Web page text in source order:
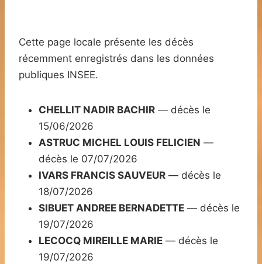
Cette page locale présente les décès
récemment enregistrés dans les données
publiques INSEE.
CHELLIT NADIR BACHIR — décès le
15/06/2026
ASTRUC MICHEL LOUIS FELICIEN —
décès le 07/07/2026
IVARS FRANCIS SAUVEUR — décès le
18/07/2026
SIBUET ANDREE BERNADETTE — décès le
19/07/2026
LECOCQ MIREILLE MARIE — décès le
19/07/2026